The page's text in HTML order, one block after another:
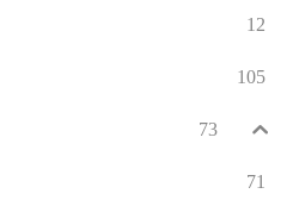
12
105
73
71